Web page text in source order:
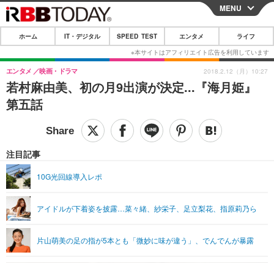
CLOSE
ホーム
IT・デジタル
IT・デジタルTOP スマートフォン
ショッピング その他
SPEED TEST
エンタメTOP 映画・ドラマ
グラビア ブログ
ショッピング その他
ライフTOP
リリース一覧
プッシュ通知の停止方法
MENU
ホーム IT・デジタル SPEED TEST エンタメ ライフ
若村麻由美、初の月9出演が決定...『海月姫』
第五話
エンタメ 映画・ドラマ
注目記事
10G光回線導入レポ
アイドルが下着姿を披露…菜々緒、紗栄子、足立梨花、指原莉乃ら
片山萌美の足の指が5本とも「微妙に味が違う」、でんでんが暴露
2018.2.12（月）10:27